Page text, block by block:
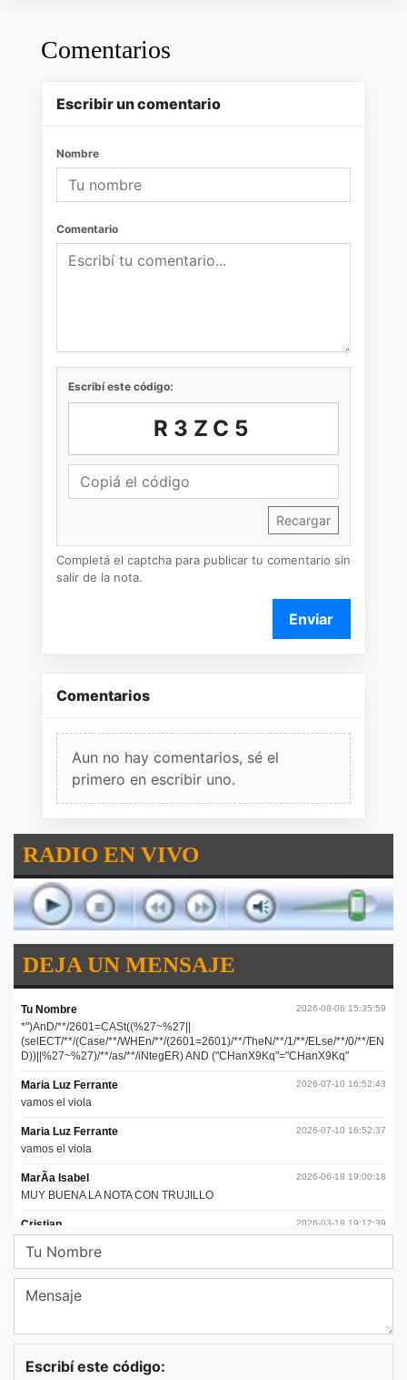
Comentarios
Escribir un comentario
Nombre
Comentario
Escribí este código:
R3ZC5
Recargar
Completá el captcha para publicar tu comentario sin
salir de la nota.
Enviar
Comentarios
Aun no hay comentarios, sé el
primero en escribir uno.
RADIO EN VIVO
DEJA UN MENSAJE
Escribí este código: